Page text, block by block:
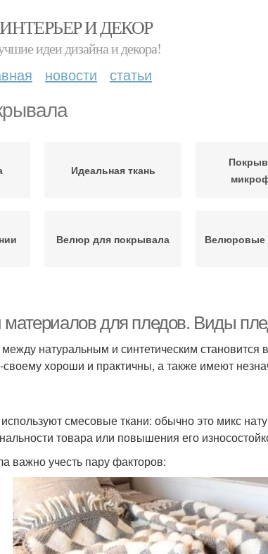
ИНТЕРЬЕР И ДЕКОР
идеи дизайна и декора!
новости статьи
Идеальная ткань
Велюр для покрывала Велюровые
материалов для пледов. Виды
натуральным и синтетическим
хороши и практичны, а также имеют
смесовые ткани: обычно это микс
товара или повышения его
важно учесть пару факторов: